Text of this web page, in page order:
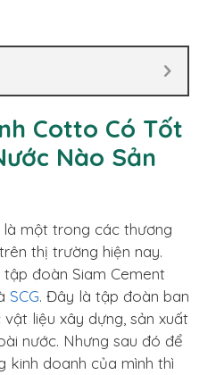
Cotto Có Tốt
Nào Sản
một trong các thương
thị trường hiện nay.
đoàn Siam Cement
SCG. Đây là tập đoàn ban
liệu xây dựng, sản xuất
nước. Nhưng sau đó để
kinh doanh của mình thì